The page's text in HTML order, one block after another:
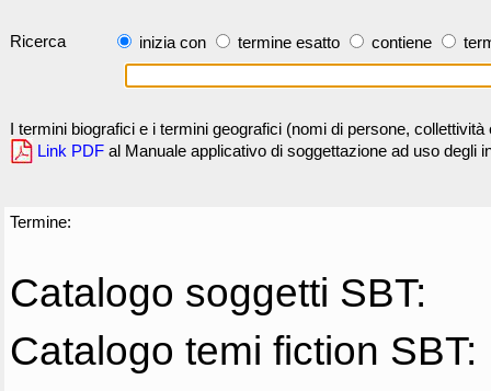
Ricerca inizia con termine esatto contiene
I termini biografici e i termini geografici (nomi di persone,
Link PDF al Manuale applicativo di soggettazione ad uso degli
Termine:
Catalogo soggetti SBT:
Catalogo temi fiction SBT: